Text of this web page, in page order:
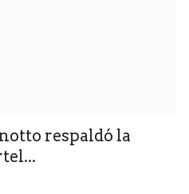
respaldó la